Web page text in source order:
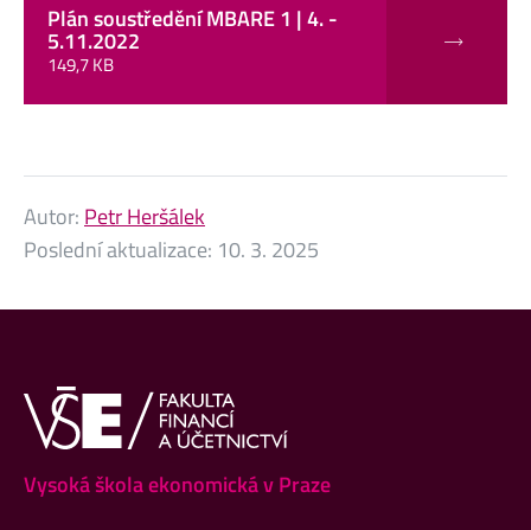
Plán soustředění MBARE 1 | 4. -
5.11.2022
149,7 KB
Autor: Petr Heršálek
Poslední aktualizace: 10. 3. 2025
Vysoká škola ekonomická v Praze